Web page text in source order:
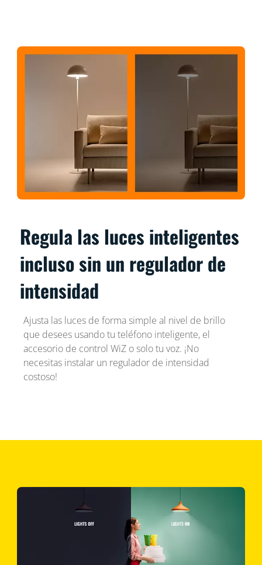
Regula las luces inteligentes
incluso sin un regulador de
intensidad
Ajusta las luces de forma simple al nivel de brillo
que desees usando tu teléfono inteligente, el
accesorio de control WiZ o solo tu voz. ¡No
necesitas instalar un regulador de intensidad
costoso!